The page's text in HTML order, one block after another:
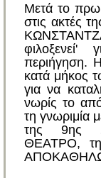
Μετά το
στις ακτές
περιήγηση.
κατά μήκος
για να
νωρίς το
τη γνωριμία
της 9ης
ΘΕΑΤΡΟ,